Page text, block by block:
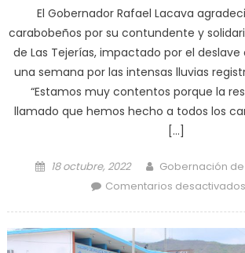
El Gobernador Rafael Lacava
carabobeños por su contundente y
de Las Tejerías, impactado por el
una semana por las intensas lluvias
“Estamos muy contentos porque la
llamado que hemos hecho a todos los
[…]
Posted on
18 octubre, 2022 Author
Gobernación
Comentarios desactivados